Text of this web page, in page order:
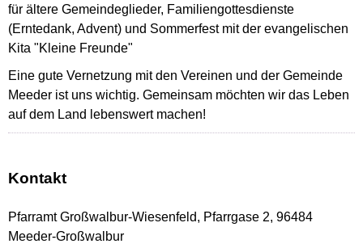
für ältere Gemeindeglieder, Familiengottesdienste
(Erntedank, Advent) und Sommerfest mit der evangelischen
Kita "Kleine Freunde"
Eine gute Vernetzung mit den Vereinen und der Gemeinde
Meeder ist uns wichtig. Gemeinsam möchten wir das Leben
auf dem Land lebenswert machen!
Kontakt
Pfarramt Großwalbur-Wiesenfeld, Pfarrgase 2, 96484
Meeder-Großwalbur